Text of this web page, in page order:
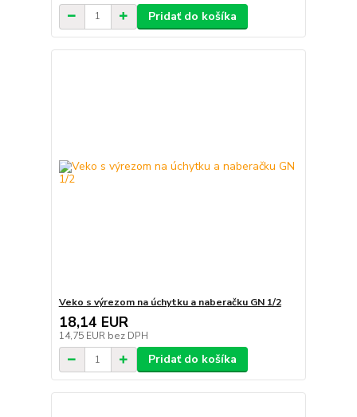
Pridať do košíka
Veko s výrezom na úchytku a naberačku GN 1/2
18,14 EUR
14,75 EUR bez DPH
Pridať do košíka